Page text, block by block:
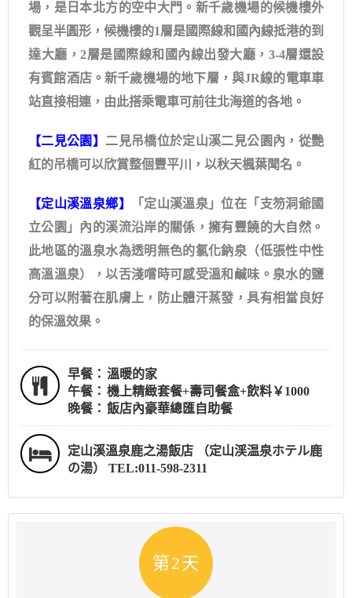
場，是日本北方的空中大門。新千歲機場的候機樓外
觀呈半圓形，候機樓的1層是國際線和國內線抵港的到
達大廳，2層是國際線和國內線出發大廳，3-4層還設
有賓館酒店。新千歲機場的地下層，與JR線的電車車
站直接相連，由此搭乘電車可前往北海道的各地。
【二見公園】 二見吊橋位於定山溪二見公園內，從艷
紅的吊橋可以欣賞整個豐平川，以秋天楓葉聞名。
【定山溪溫泉鄉】
「定山溪溫泉」位在「支笏洞爺國
立公園」內的溪流沿岸的關係，擁有豐饒的大自然。
此地區的溫泉水為透明無色的氯化鈉泉（低張性中性
高溫溫泉），以舌淺嚐時可感受溫和鹹味。泉水的鹽
分可以附著在肌膚上，防止體汗蒸發，具有相當良好
的保溫效果。
早餐： 溫暖的家
午餐： 機上精緻套餐+壽司餐盒+飲料￥1000
晚餐： 飯店內豪華總匯自助餐
定山溪溫泉鹿之湯飯店 （定山渓温泉ホテル鹿
の湯） TEL:011-598-2311
第2天